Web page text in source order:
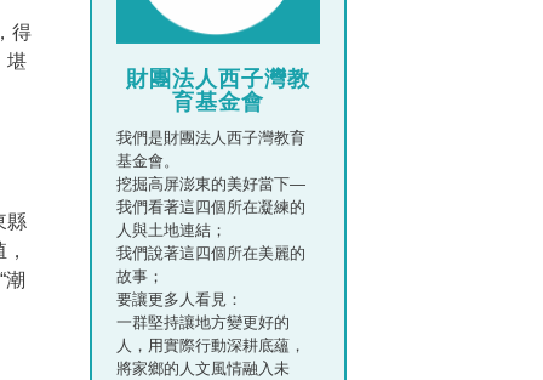
財團法人西子灣教
育基金會
我們是財團法人西子灣教育
基金會。
挖掘高屏澎東的美好當下—
我們看著這四個所在凝練的
人與土地連結；
我們說著這四個所在美麗的
故事；
要讓更多人看見：
一群堅持讓地方變更好的
人，用實際行動深耕底蘊，
將家鄉的人文風情融入未
得
堪
縣
潮